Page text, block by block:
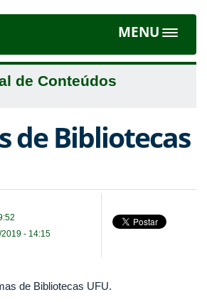
MENU
Toggle
de Conteúdos
de Bibliotecas
- 14:15
de Bibliotecas UFU.